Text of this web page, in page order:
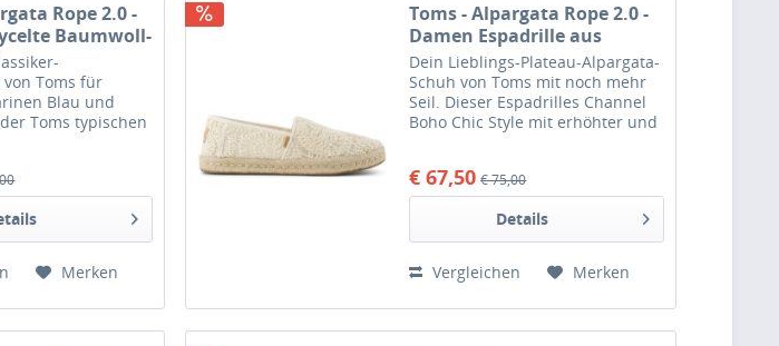
Rope 2.0 -
Baumwoll-
Toms für
Blau und
Toms typischen
mit Seil
das...
Merken
Toms - Alpargata Rope 2.0 -
Damen Espadrille aus
Häkelspitze - Natural
Crochet Lace
Dein Lieblings-Plateau-Alpargata-
Schuh von Toms mit noch mehr
Seil. Dieser Espadrilles Channel
Boho Chic Style mit erhöhter und
Spitze und einfachem Slip-on-
Design. Lässig und...
€ 67,50 € 75,00
Details
Vergleichen Merken